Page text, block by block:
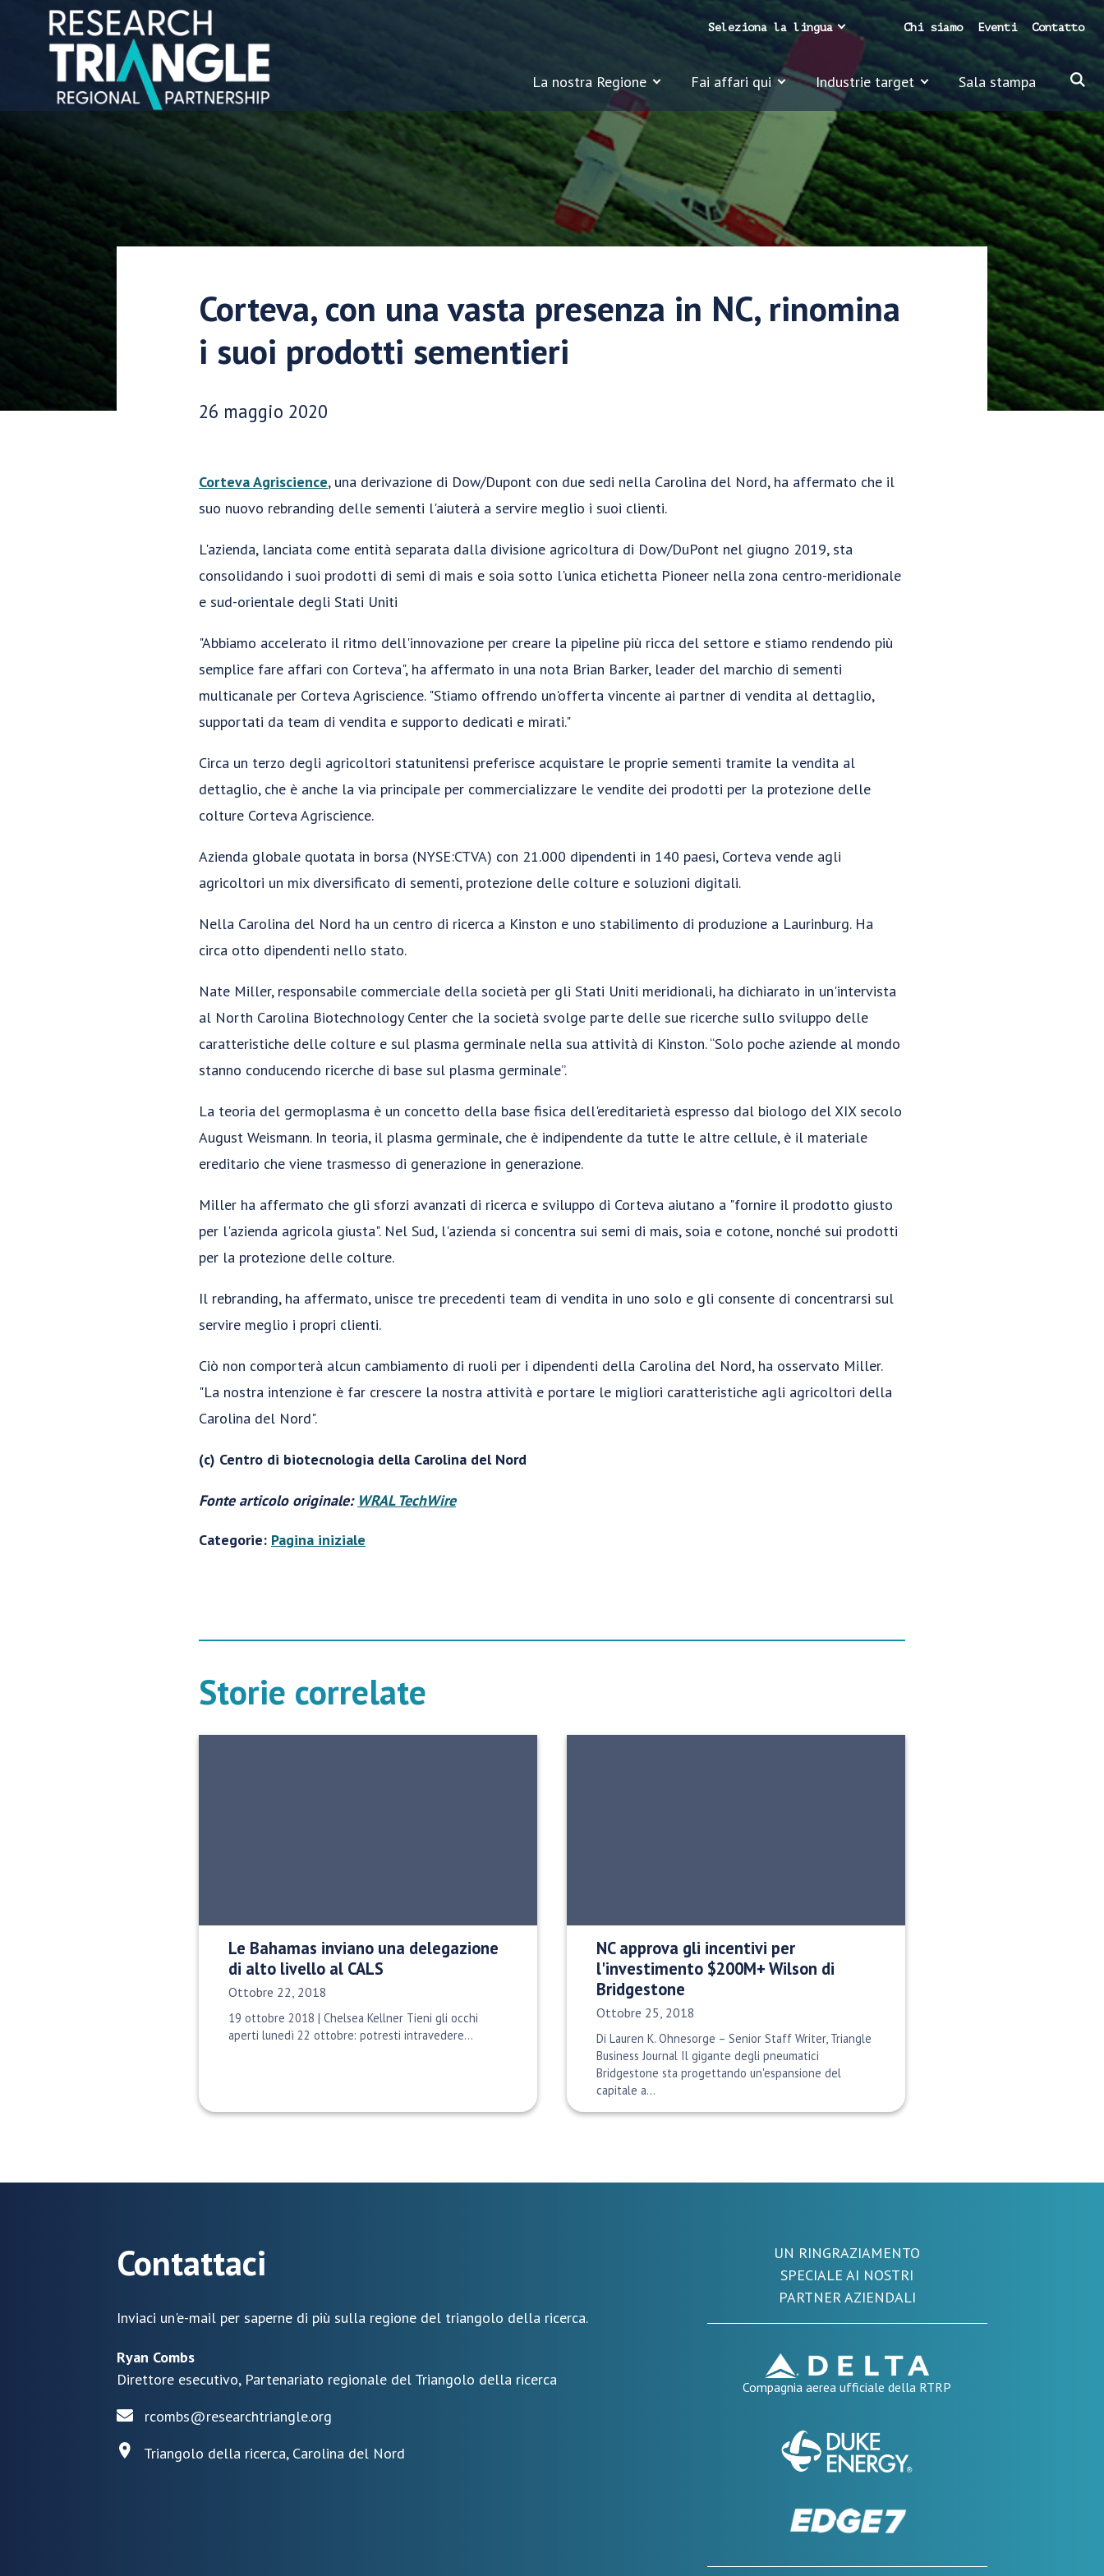
Salta al contenuto
La nostra Regione Fai affari qui Industrie target Sala stampa
Chi siamo Eventi Contatto
Seleziona la lingua
Corteva, con una vasta presenza in NC, rinomina
i suoi prodotti sementieri
Data di pubblicazione:
26 maggio 2020
Corteva Agriscience, una derivazione di Dow/Dupont con due sedi nella Carolina del Nord, ha affermato che il
suo nuovo rebranding delle sementi l'aiuterà a servire meglio i suoi clienti.
L'azienda, lanciata come entità separata dalla divisione agricoltura di Dow/DuPont nel giugno 2019, sta
consolidando i suoi prodotti di semi di mais e soia sotto l'unica etichetta Pioneer nella zona centro-meridionale
e sud-orientale degli Stati Uniti
"Abbiamo accelerato il ritmo dell'innovazione per creare la pipeline più ricca del settore e stiamo rendendo più
semplice fare affari con Corteva", ha affermato in una nota Brian Barker, leader del marchio di sementi
multicanale per Corteva Agriscience. "Stiamo offrendo un'offerta vincente ai partner di vendita al dettaglio,
supportati da team di vendita e supporto dedicati e mirati."
Circa un terzo degli agricoltori statunitensi preferisce acquistare le proprie sementi tramite la vendita al
dettaglio, che è anche la via principale per commercializzare le vendite dei prodotti per la protezione delle
colture Corteva Agriscience.
Azienda globale quotata in borsa (NYSE:CTVA) con 21.000 dipendenti in 140 paesi, Corteva vende agli
agricoltori un mix diversificato di sementi, protezione delle colture e soluzioni digitali.
Nella Carolina del Nord ha un centro di ricerca a Kinston e uno stabilimento di produzione a Laurinburg. Ha
circa otto dipendenti nello stato.
Nate Miller, responsabile commerciale della società per gli Stati Uniti meridionali, ha dichiarato in un'intervista
al North Carolina Biotechnology Center che la società svolge parte delle sue ricerche sullo sviluppo delle
caratteristiche delle colture e sul plasma germinale nella sua attività di Kinston. “Solo poche aziende al mondo
stanno conducendo ricerche di base sul plasma germinale”.
La teoria del germoplasma è un concetto della base fisica dell'ereditarietà espresso dal biologo del XIX secolo
August Weismann. In teoria, il plasma germinale, che è indipendente da tutte le altre cellule, è il materiale
ereditario che viene trasmesso di generazione in generazione.
Miller ha affermato che gli sforzi avanzati di ricerca e sviluppo di Corteva aiutano a "fornire il prodotto giusto
per l'azienda agricola giusta". Nel Sud, l'azienda si concentra sui semi di mais, soia e cotone, nonché sui prodotti
per la protezione delle colture.
Il rebranding, ha affermato, unisce tre precedenti team di vendita in uno solo e gli consente di concentrarsi sul
servire meglio i propri clienti.
Ciò non comporterà alcun cambiamento di ruoli per i dipendenti della Carolina del Nord, ha osservato Miller.
"La nostra intenzione è far crescere la nostra attività e portare le migliori caratteristiche agli agricoltori della
Carolina del Nord".
(c) Centro di biotecnologia della Carolina del Nord
Fonte articolo originale: WRAL TechWire
Categorie: Pagina iniziale
Storie correlate
Le Bahamas inviano una delegazione
di alto livello al CALS
Data di pubblicazione:
Ottobre 22, 2018
19 ottobre 2018 | Chelsea Kellner Tieni gli occhi
aperti lunedì 22 ottobre: potresti intravedere...
NC approva gli incentivi per
l'investimento $200M+ Wilson di
Bridgestone
Data di pubblicazione:
Ottobre 25, 2018
Di Lauren K. Ohnesorge – Senior Staff Writer, Triangle
Business Journal Il gigante degli pneumatici
Bridgestone sta progettando un'espansione del
capitale a...
Contattaci
Inviaci un'e-mail per saperne di più sulla regione del triangolo della ricerca.
Ryan Combs
Direttore esecutivo, Partenariato regionale del Triangolo della ricerca
rcombs@researchtriangle.org
Triangolo della ricerca, Carolina del Nord
UN RINGRAZIAMENTO
SPECIALE AI NOSTRI
PARTNER AZIENDALI
Compagnia aerea ufficiale della RTRP